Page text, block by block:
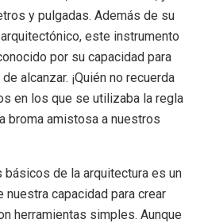
y pulgadas. Además de su
este instrumento
por su capacidad para
alcanzar. ¡Quién no recuerda
en los que se utilizaba la regla
broma amistosa a nuestros
de la arquitectura es un
capacidad para crear
herramientas simples. Aunque